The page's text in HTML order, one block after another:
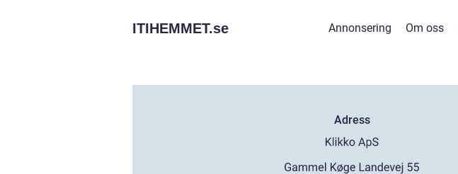
ITIHEMMET.se Annonsering Om oss
Adress